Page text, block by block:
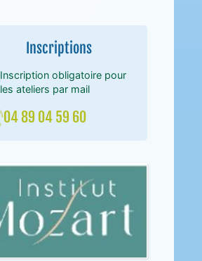
Inscriptions
Inscription obligatoire pour
les ateliers par mail
04 89 04 59 60